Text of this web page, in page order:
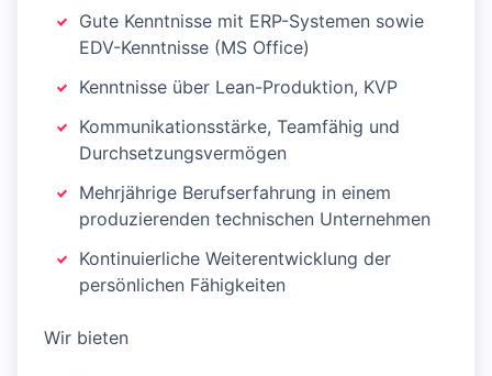
Gute Kenntnisse mit ERP-Systemen sowie
EDV-Kenntnisse (MS Office)
Kenntnisse über Lean-Produktion, KVP
Kommunikationsstärke, Teamfähig und
Durchsetzungsvermögen
Mehrjährige Berufserfahrung in einem
produzierenden technischen Unternehmen
Kontinuierliche Weiterentwicklung der
persönlichen Fähigkeiten
Wir bieten